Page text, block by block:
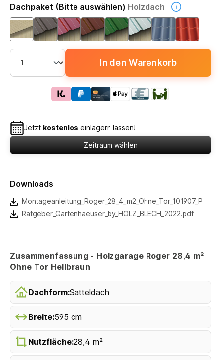
Dachpaket (Bitte auswählen) Holzdach
In den Warenkorb
Jetzt kostenlos einlagern lassen!
Zeitraum wählen
Downloads
Ratgeber_Gartenhaeuser_by_HOLZ_BLECH_2022.pdf
Zusammenfassung - Holzgarage Roger 28,4 m²
Ohne Tor Hellbraun
Dachform:Satteldach
Breite:595 cm
Nutzfläche:28,4 m²